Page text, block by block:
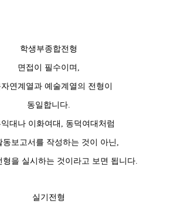
학생부종합전형
면접이 필수이며,
연계열과 예술계열의 전형이
동일합니다.
대나 이화여대, 동덕여대처럼
동보고서를 작성하는 것이 아닌,
형을 실시하는 것이라고 보면 됩니다.
실기전형